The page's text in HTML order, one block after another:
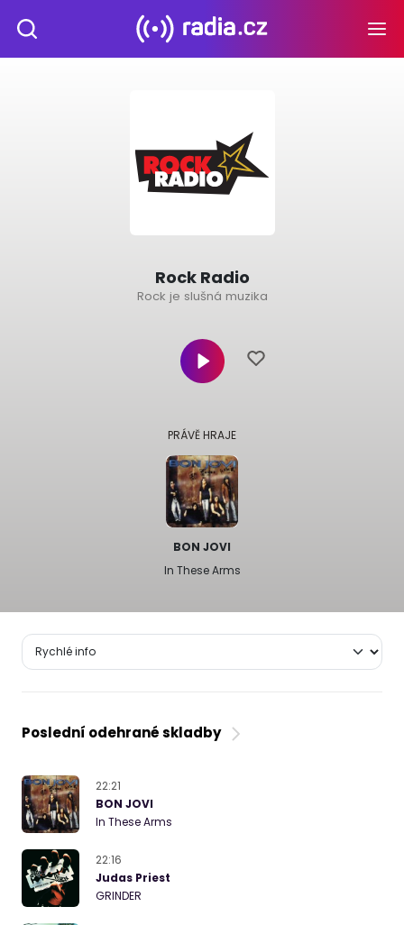
Rock Radio
Rock je slušná muzika
PRÁVĚ HRAJE
BON JOVI
In These Arms
Poslední odehrané skladby
22:21
BON JOVI
In These Arms
22:16
Judas Priest
GRINDER